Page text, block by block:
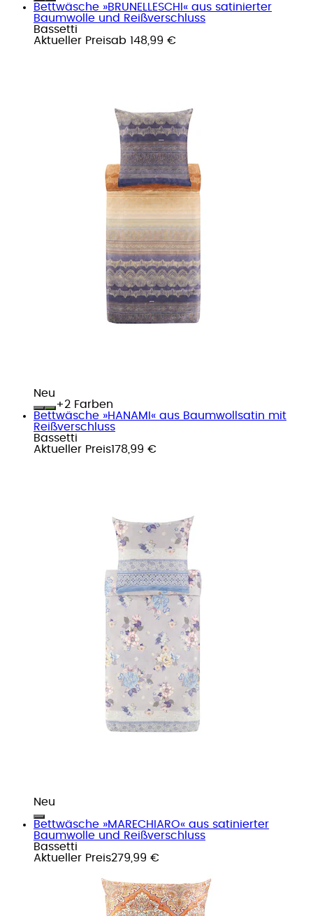
Bettwäsche »BRUNELLESCHI« aus satinierter
Baumwolle und Reißverschluss
Bassetti
Aktueller Preisab 148,99 €
Neu
+
Farben
Bettwäsche »HANAMI« aus Baumwollsatin mit
Reißverschluss
Bassetti
Aktueller Preis178,99 €
Neu
Bettwäsche »MARECHIARO« aus satinierter
Baumwolle und Reißverschluss
Bassetti
Aktueller Preis279,99 €